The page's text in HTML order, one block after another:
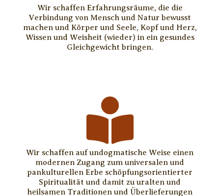
Wir schaffen Erfahrungsräume, die die
Verbindung von Mensch und Natur bewusst
machen und Körper und Seele, Kopf und Herz,
Wissen und Weisheit (wieder) in ein gesundes
Gleichgewicht bringen.

Wir schaffen auf undogmatische Weise einen
modernen Zugang zum universalen und
pankulturellen Erbe schöpfungsorientierter
Spiritualität und damit zu uralten und
heilsamen Traditionen und Überlieferungen